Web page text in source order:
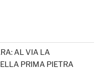
AL VIA LA
PRIMA PIETRA